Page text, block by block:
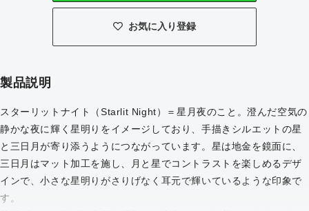
お気に入り登録
製品説明
スターリットナイト（Starlit Night）＝星月夜のこと。澄んだ空気の
静かな夜に輝く星明りをイメージしており、手描きシルエットの星
と三日月が寄り添うようにつながっています。星は地金を鏡面に、
三日月はマット加工を施し、月と星でコントラストを楽しめるデザ
インで、小さな星明りがさりげなく耳元で輝いているような印象で
す。